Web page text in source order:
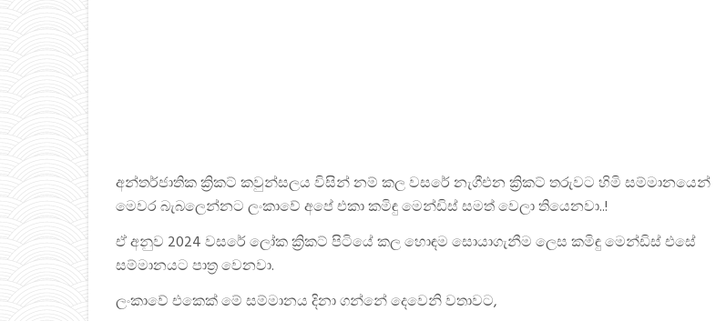
අන්තර්ජාතික ක්‍රිකට් කවුන්සලය විසින් නම් කල වසරේ නැගීඑන ක්‍රිකට් තරුවට හිමි සම්මානයෙන්
මෙවර බැබලෙන්නට ලංකාවේ අපේ එකා කමිඳු මෙන්ඩිස් සමත් වෙලා තියෙනවා..!
ඒ අනුව 2024 වසරේ ලෝක ක්‍රිකට් පිටියේ කල හොඳම සොයාගැනීම ලෙස කමිඳු මෙන්ඩිස් එසේ
සම්මානයට පාත්‍ර වෙනවා.
ලංකාවේ එකෙක් මේ සම්මානය දිනා ගන්නේ දෙවෙනි වතාවට,